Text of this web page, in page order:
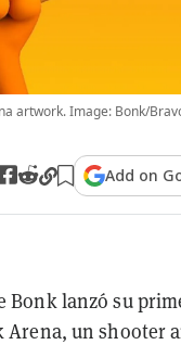
artwork. Image: Bonk/
Add on
Bonk lanzó su
un shooter